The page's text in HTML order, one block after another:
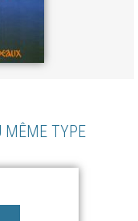
MÊME TYPE